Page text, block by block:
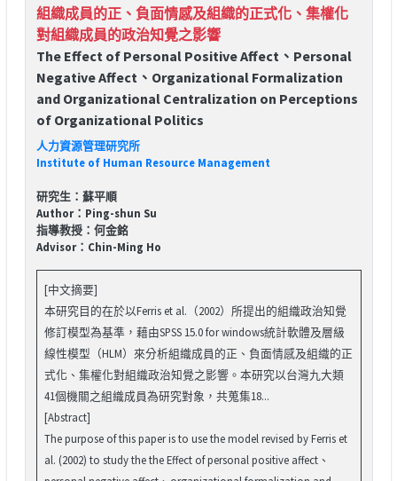
組織成員的正、負面情感及組織的正式化、集權化
對組織成員的政治知覺之影響
The Effect of Personal Positive Affect、Personal
Negative Affect、Organizational Formalization
and Organizational Centralization on Perceptions
of Organizational Politics
人力資源管理研究所
Institute of Human Resource Management
研究生：蘇平順
Author：Ping-shun Su
指導教授：何金銘
Advisor：Chin-Ming Ho
[中文摘要]
本研究目的在於以Ferris et al.（2002）所提出的組織政治知覺
修訂模型為基準，藉由SPSS 15.0 for windows統計軟體及層級
線性模型（HLM）來分析組織成員的正、負面情感及組織的正
式化、集權化對組織政治知覺之影響。本研究以台灣九大類
41個機關之組織成員為研究對象，共蒐集18...
[Abstract]
The purpose of this paper is to use the model revised by Ferris et
al. (2002) to study the the Effect of personal positive affect、